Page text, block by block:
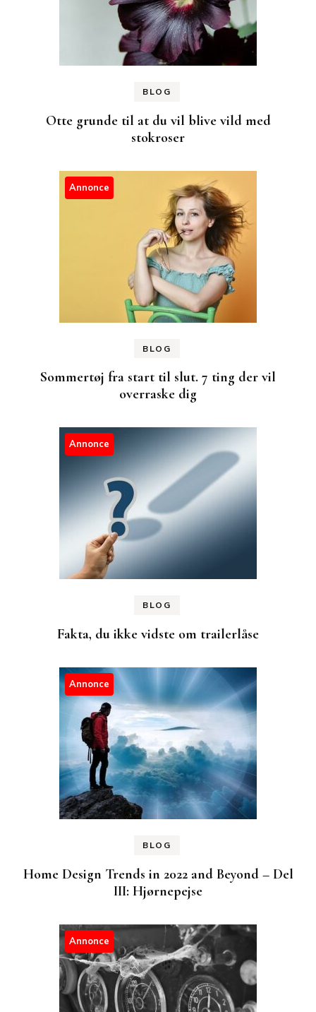
BLOG
Otte grunde til at du vil blive vild med
stokroser
Annonce
BLOG
Sommertøj fra start til slut. 7 ting der vil
overraske dig
Annonce
BLOG
Fakta, du ikke vidste om trailerlåse
Annonce
BLOG
Home Design Trends in 2022 and Beyond – Del
III: Hjørnepejse
Annonce